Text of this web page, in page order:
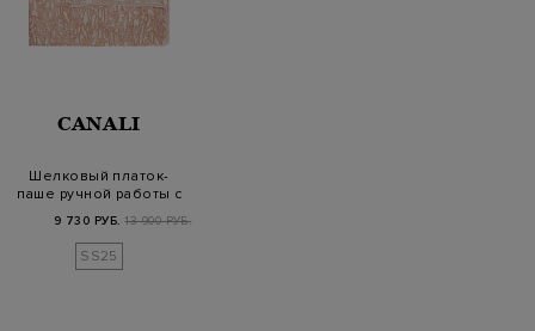
CANALI
Шелковый платок-
паше ручной работы с
принтом
9 730 РУБ. 13 900 РУБ.
SS25